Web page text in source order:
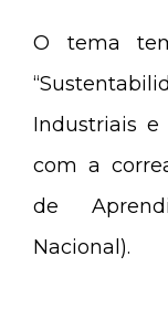
O tema
Industriais e
com a
de
Nacional).